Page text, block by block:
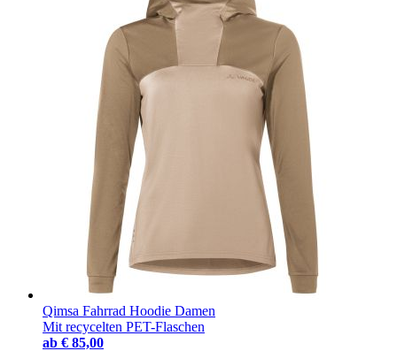
Qimsa Fahrrad Hoodie Damen
Mit recycelten PET-Flaschen
ab € 85,00